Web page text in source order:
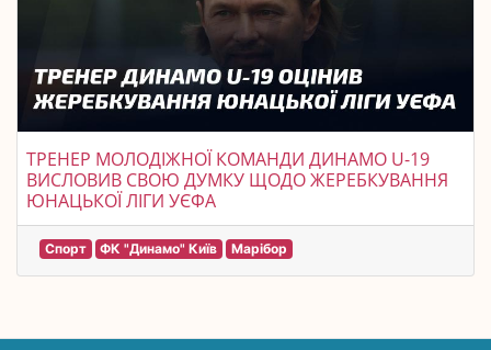
ТРЕНЕР МОЛОДІЖНОЇ КОМАНДИ ДИНАМО U-19
ВИСЛОВИВ СВОЮ ДУМКУ ЩОДО ЖЕРЕБКУВАННЯ
ЮНАЦЬКОЇ ЛІГИ УЄФА
Спорт ФК "Динамо" Київ Марібор